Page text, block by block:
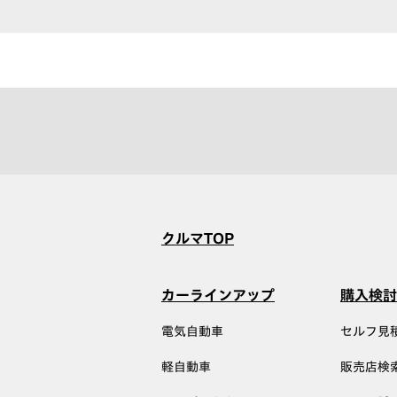
クルマTOP
カーラインアップ
電気自動車
軽自動車
購入検
セルフ見
販売店検